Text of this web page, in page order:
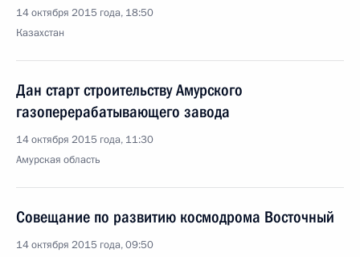
14 октября 2015 года, 18:50
Казахстан
Дан старт строительству Амурского
газоперерабатывающего завода
14 октября 2015 года, 11:30
Амурская область
Совещание по развитию космодрома Восточный
14 октября 2015 года, 09:50